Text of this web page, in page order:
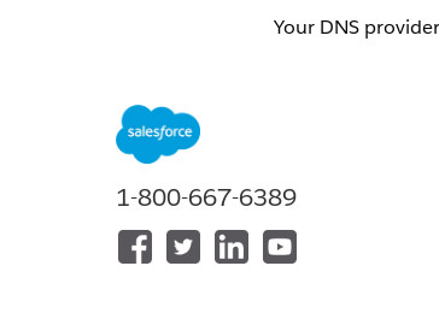
Your DNS
Knowledge
개선을 위한 의견을 보
1-800-667-6389